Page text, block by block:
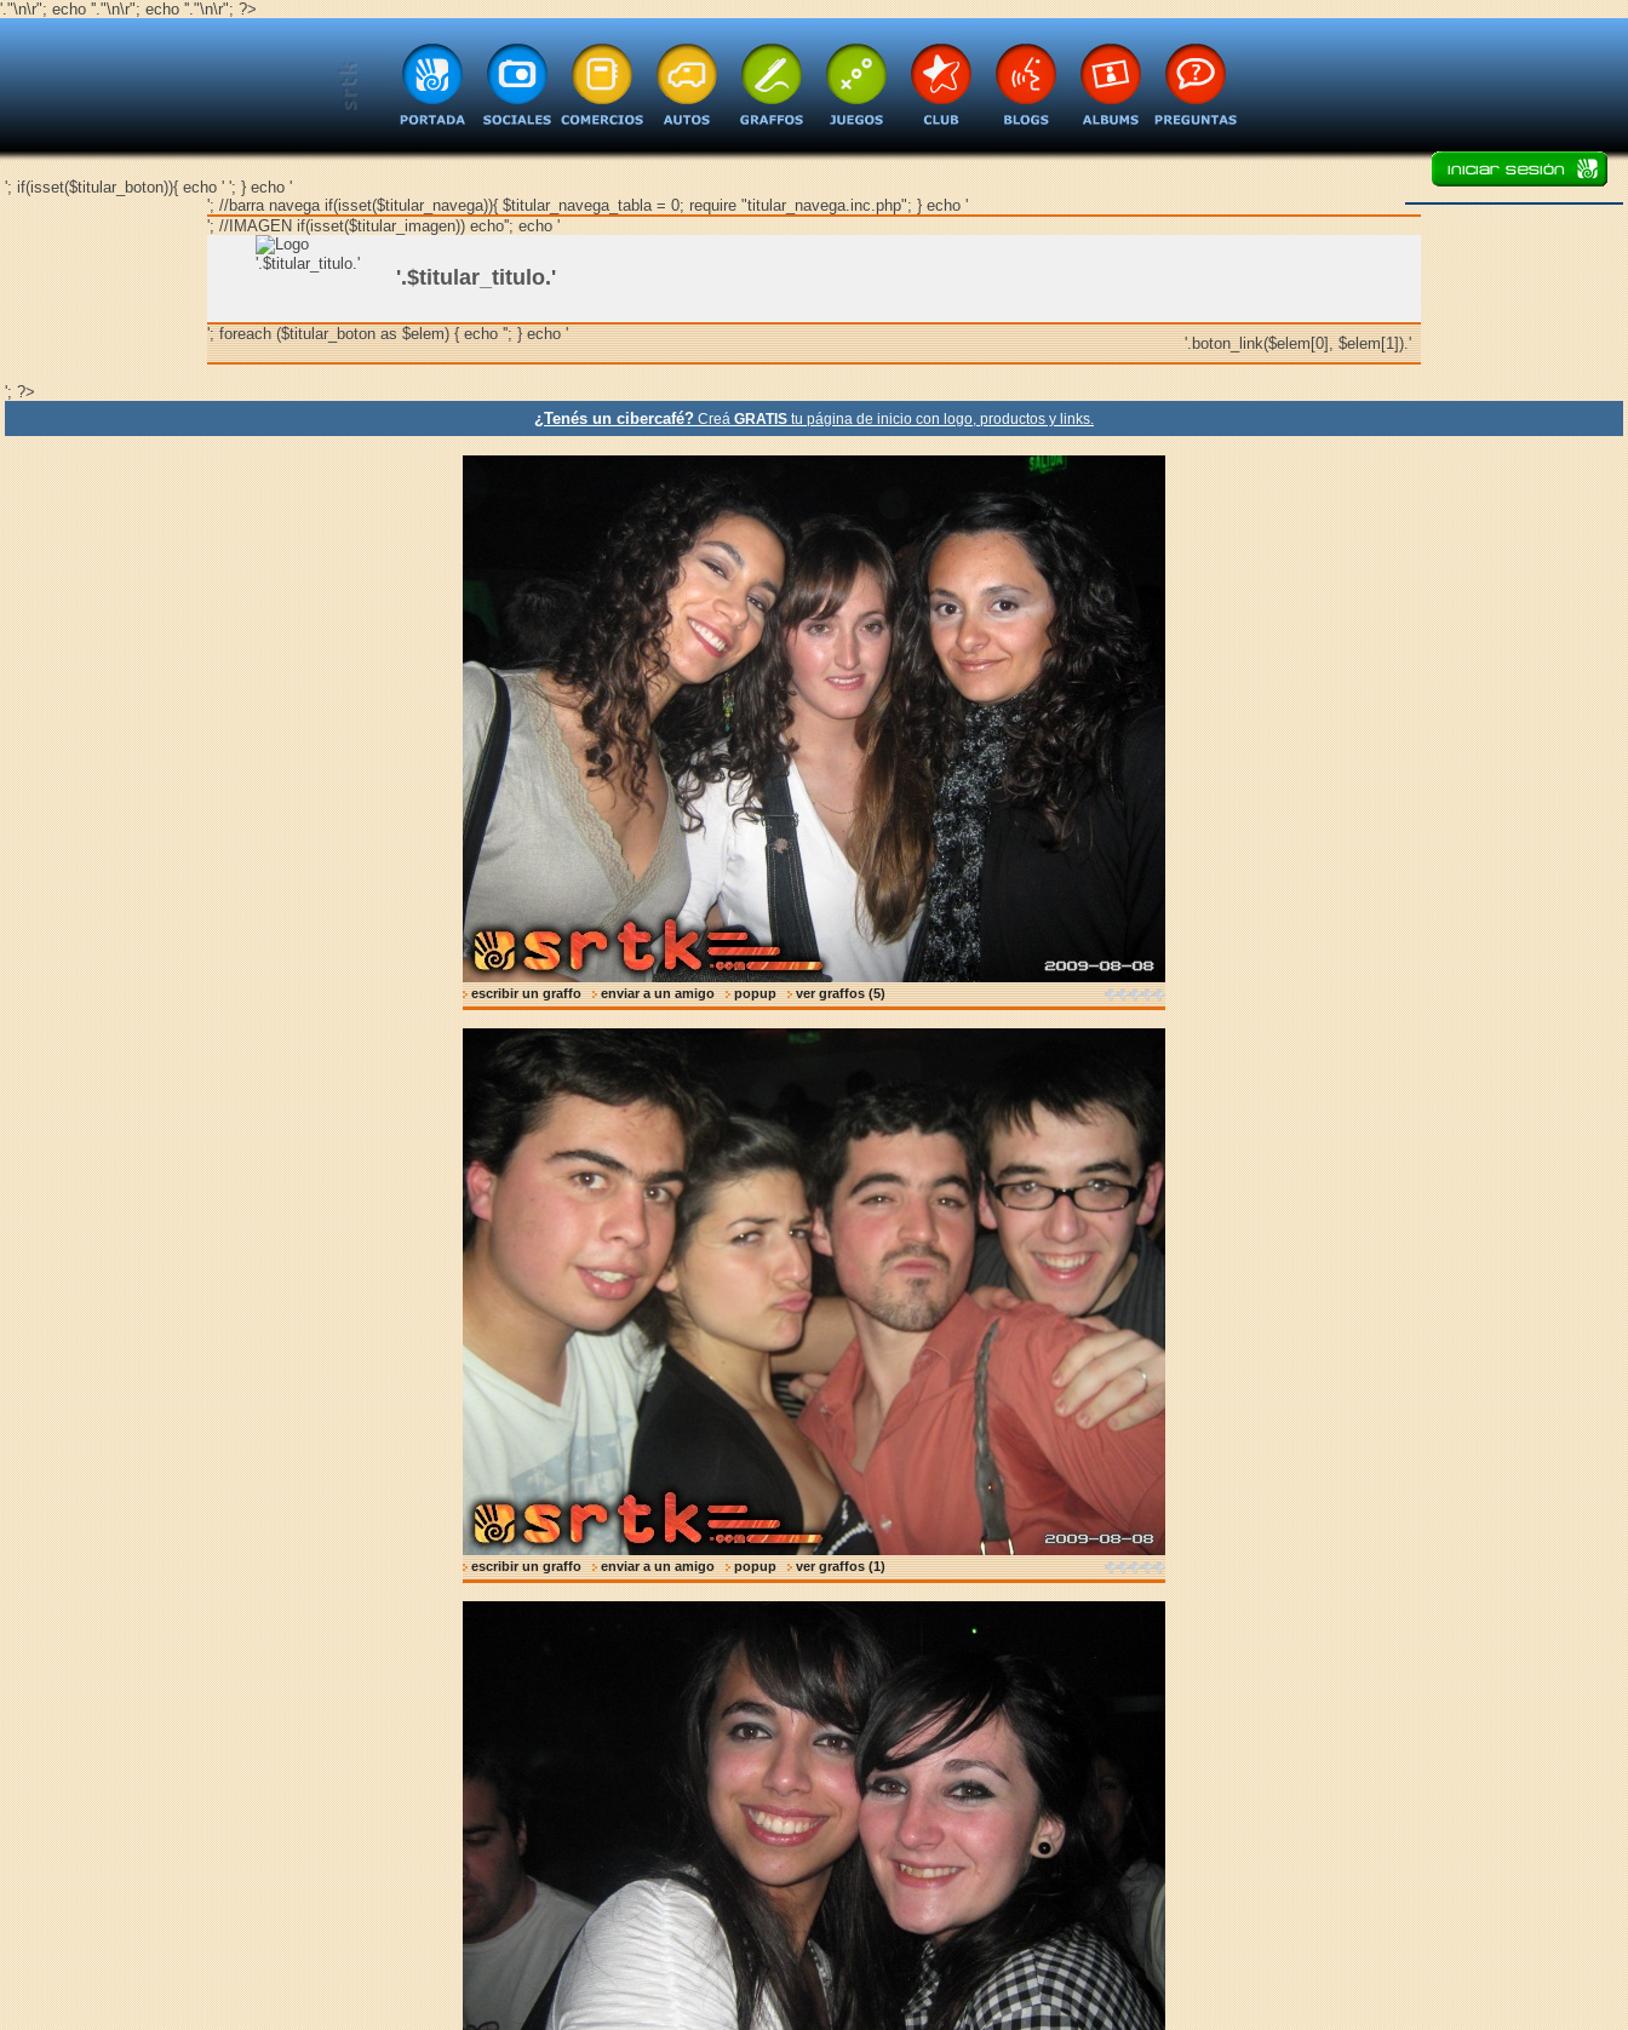
'."\n\r"; echo ''."\n\r"; echo ''."\n\r"; ?>
'; if(isset($titular_boton)){ echo ' '; } echo '
'; //barra navega if(isset($titular_navega)){ $titular_navega_tabla = 0; require "titular_navega.inc.php"; } echo '
'; //IMAGEN if(isset($titular_imagen)) echo''; echo '
'.$titular_titulo.'
'; foreach ($titular_boton as $elem) { echo ''; } echo '
'.boton_link($elem[0], $elem[1]).'
'; ?>
¿Tenés un cibercafé? Creá GRATIS tu página de inicio con logo, productos y links.
escribir un graffo enviar a un amigo popup ver graffos (5)
escribir un graffo enviar a un amigo popup ver graffos (1)